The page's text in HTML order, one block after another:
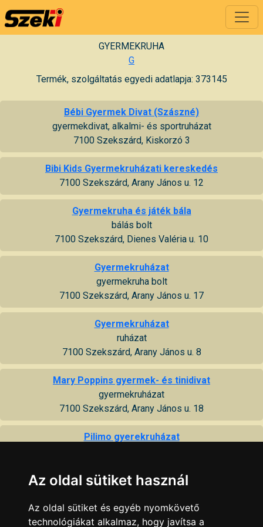
GYERMEKRUHA
G
Termék, szolgáltatás egyedi adatlapja: 373145
Bébi Gyermek Divat (Szászné)
gyermekdivat, alkalmi- és sportruházat
7100 Szekszárd, Kiskorzó 3
Bibi Kids Gyermekruházati kereskedés
7100 Szekszárd, Arany János u. 12
Gyermekruha és játék bála
bálás bolt
7100 Szekszárd, Dienes Valéria u. 10
Gyermekruházat
gyermekruha bolt
7100 Szekszárd, Arany János u. 17
Gyermekruházat
ruházat
7100 Szekszárd, Arany János u. 8
Mary Poppins gyermek- és tinidivat
gyermekruházat
7100 Szekszárd, Arany János u. 18
Pilimo gyerekruházat
Sindy gyermekruházat
7100 Szekszárd, Csatári üzletház
Az oldal sütiket használ
Az oldal sütiket és egyéb nyomkövető
technológiákat alkalmaz, hogy javítsa a